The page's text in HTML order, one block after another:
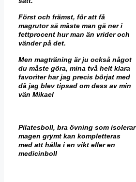
Först och främst, för att få
magrutor så måste man gå ner i
fettprocent hur man än vrider och
vänder på det.
Men magträning är ju också något
du måste göra, mina två helt klara
favoriter har jag precis börjat med
då jag blev tipsad om dess av min
vän Mikael
Pilatesboll, bra övning som isolerar
magen grymt kan kompletteras
med att hålla i en vikt eller en
medicinboll